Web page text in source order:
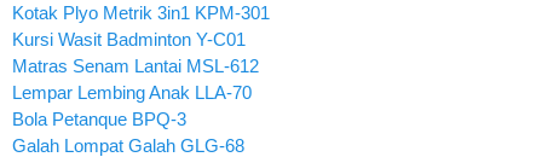
Kotak Plyo Metrik 3in1 KPM-301
Kursi Wasit Badminton Y-C01
Matras Senam Lantai MSL-612
Lempar Lembing Anak LLA-70
Bola Petanque BPQ-3
Galah Lompat Galah GLG-68